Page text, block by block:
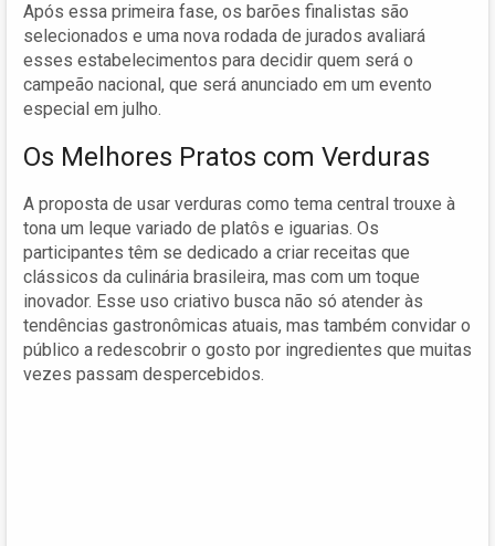
Após essa primeira fase, os barões finalistas são
selecionados e uma nova rodada de jurados avaliará
esses estabelecimentos para decidir quem será o
campeão nacional, que será anunciado em um evento
especial em julho.
Os Melhores Pratos com Verduras
A proposta de usar verduras como tema central trouxe à
tona um leque variado de platôs e iguarias. Os
participantes têm se dedicado a criar receitas que
clássicos da culinária brasileira, mas com um toque
inovador. Esse uso criativo busca não só atender às
tendências gastronômicas atuais, mas também convidar o
público a redescobrir o gosto por ingredientes que muitas
vezes passam despercebidos.